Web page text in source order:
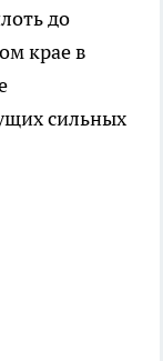
до
крае в
сильных